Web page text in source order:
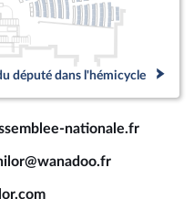
député dans l'hémicycle
nationale.fr